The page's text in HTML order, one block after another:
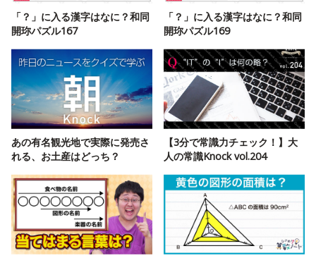
「？」に入る漢字はなに？和同
開珎パズル167
「？」に入る漢字はなに？和同
開珎パズル169
あの有名観光地で実際に発売さ
れる、お土産はどっち？
【3分で常識力チェック！】大
人の常識Knock vol.204